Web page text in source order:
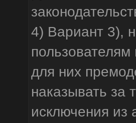
4) Вариант 3),
для них
наказывать за
исключения из